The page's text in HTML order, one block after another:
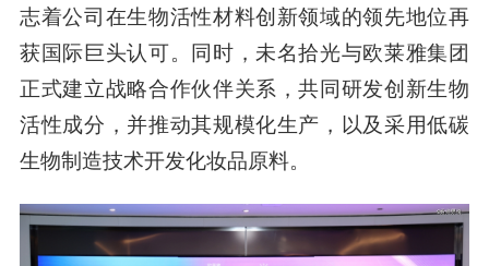
志着公司在生物活性材料创新领域的领先地位再
获国际巨头认可。同时，未名拾光与欧莱雅集团
正式建立战略合作伙伴关系，共同研发创新生物
活性成分，并推动其规模化生产，以及采用低碳
生物制造技术开发化妆品原料。